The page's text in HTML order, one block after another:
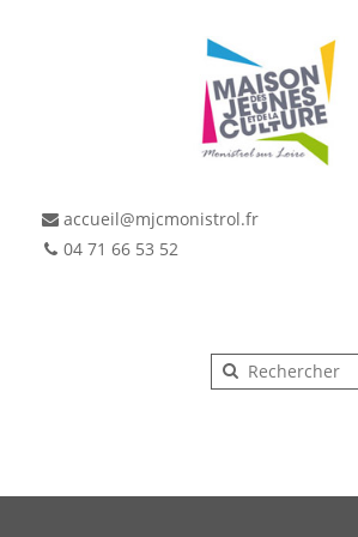
accueil@mjcmonistrol.fr
04 71 66 53 52